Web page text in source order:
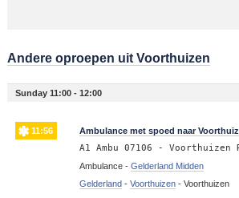
Andere oproepen uit Voorthuizen
Sunday 11:00 - 12:00
11:56 Ambulance met spoed naar
A1 Ambu 07106 - Voorthuizen
Ambulance - Gelderland Midden
Gelderland- Voorthuizen- Voorthuizen